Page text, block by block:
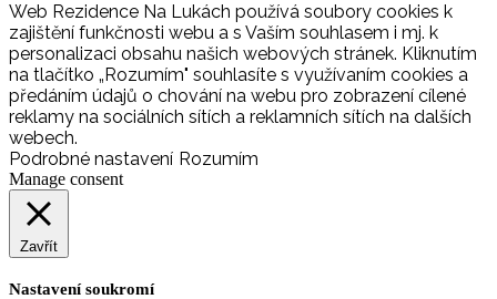
Web Rezidence Na Lukách používá soubory cookies k
zajištění funkčnosti webu a s Vaším souhlasem i mj. k
personalizaci obsahu našich webových stránek. Kliknutím
na tlačítko „Rozumím" souhlasíte s využívaním cookies a
předáním údajů o chování na webu pro zobrazení cílené
reklamy na sociálních sítích a reklamních sítích na dalších
webech.
Podrobné nastavení Rozumím
Manage consent
Zavřít
Nastavení soukromí